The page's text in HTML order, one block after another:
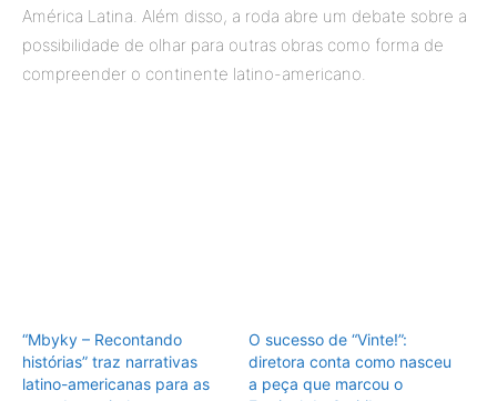
América Latina. Além disso, a roda abre um debate sobre a
possibilidade de olhar para outras obras como forma de
compreender o continente latino-americano.
“Mbyky – Recontando
histórias” traz narrativas
latino-americanas para as
O sucesso de “Vinte!”:
diretora conta como nasceu
a peça que marcou o